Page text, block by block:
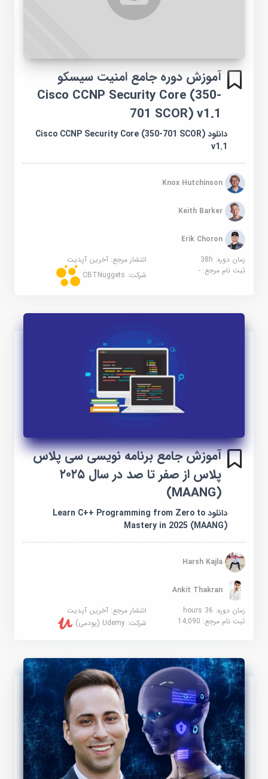
آموزش دوره جامع امنیت سیسکو
Cisco CCNP Security Core (350-
701 SCOR) v1.1
دانلود Cisco CCNP Security Core (350-701 SCOR)
v1.1
Knox Hutchinson
Keith Barker
Erik Choron
زمان دوره: 38h
انتشار مرجع:آخرین آپدیت
ثبت نام مرجع:- شرکت:CBTNuggets
آموزش جامع برنامه نویسی سی پلاس
پلاس از صفر تا صد در سال ۲۰۲۵
دانلود Learn C++ Programming from Zero to
Mastery in 2025 (MAANG)
Harsh Kajla
Ankit Thakran
زمان دوره: 36 hours
انتشار مرجع:آخرین آپدیت
ثبت نام مرجع:14,090 شرکت:Udemy (یودمی)